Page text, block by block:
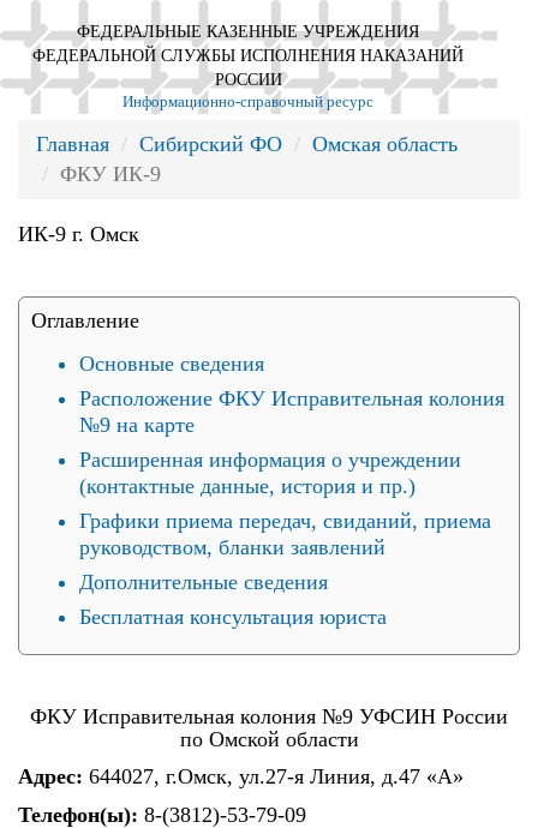
ФЕДЕРАЛЬНЫЕ КАЗЕННЫЕ УЧРЕЖДЕНИЯ
ФЕДЕРАЛЬНОЙ СЛУЖБЫ ИСПОЛНЕНИЯ НАКАЗАНИЙ
РОССИИ
Информационно-справочный ресурс
Главная Сибирский ФО
Омская область
ФКУ ИК-9
ИК-9 г. Омск
Оглавление
Основные сведения
Расположение ФКУ Исправительная колония
№9 на карте
Расширенная информация о учреждении
(контактные данные, история и пр.)
Графики приема передач, свиданий, приема
руководством, бланки заявлений
Дополнительные сведения
Бесплатная консультация юриста
ФКУ Исправительная колония №9 УФСИН России
по Омской области
Адрес: 644027, г.Омск, ул.27-я Линия, д.47 «А»
Телефон(ы): 8-(3812)-53-79-09